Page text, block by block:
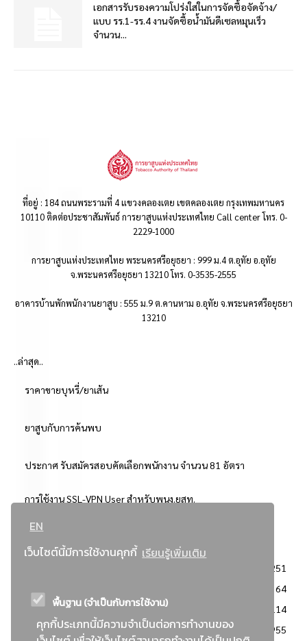
EN
เว็บไซต์นี้มีการใช้งานคุกกี้ เรียนรู้เพิ่มเติม
พื้นฐาน (จำเป็นกับการใช้งาน)
คุกกี้ประเภทนี้มีความจำเป็นต่อการทำงานของ
เอกสารรับรองความโปร่งใสในการจัดซื้อจัดจ้าง/
แบบ รร.1-รร.4 งานจัดซื้อน้ำมันดีเซลหมุนเร็ว
จำนวน...
ที่อยู่ : 184 ถนนพระรามที่ 4 แขวงคลองเตย เขตคลองเตย กรุงเทพมหานคร
10110 ติดต่อประชาสัมพันธ์ การยาสูบแห่งประเทศไทย Call center โทร. 0-
2229-1000
การยาสูบแห่งประเทศไทย พระนครศรีอยุธยา : 999 ม.4 ต.อุทัย อ.อุทัย
จ.พระนครศรีอยุธยา 13210 โทร. 0-3535-2555
อาคารบ้านพักพนักงานยาสูบ : 555 ม.9 ต.คานหาม อ.อุทัย จ.พระนครศรีอยุธยา
13210
..ล่าสุด..
ราคาขายบุหรี่/ยาเส้น
ยาสูบกับการค้นพบ
ประกาศ รับสมัครสอบคัดเลือกพนักงาน จำนวน 81 อัตรา
การใช้งาน SSL-VPN User สำหรับพนง.ยสท.
..ยอดนิยม..
3251
2364
: วิธีเฉพาะเจาะจง
2114
ข่าวสาร/ประกาศ
1955